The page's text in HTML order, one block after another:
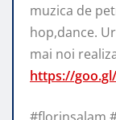
muzica de
hop,dance.
mai noi
https://
#florinsalam